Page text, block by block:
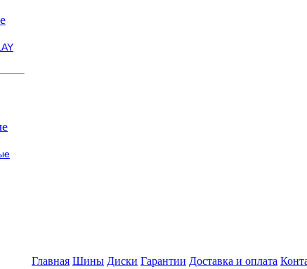
Главная Шины Диски Гарантии Доставка и оплата